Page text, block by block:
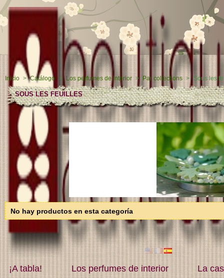
¡A tabla! Los perfumes de interior La
Inicio > Catálogo > Los perfumes de interior > Par collections > Sous les
SOUS LES FEUILLES no hay productos en esta categoría.
No hay productos en esta categoría